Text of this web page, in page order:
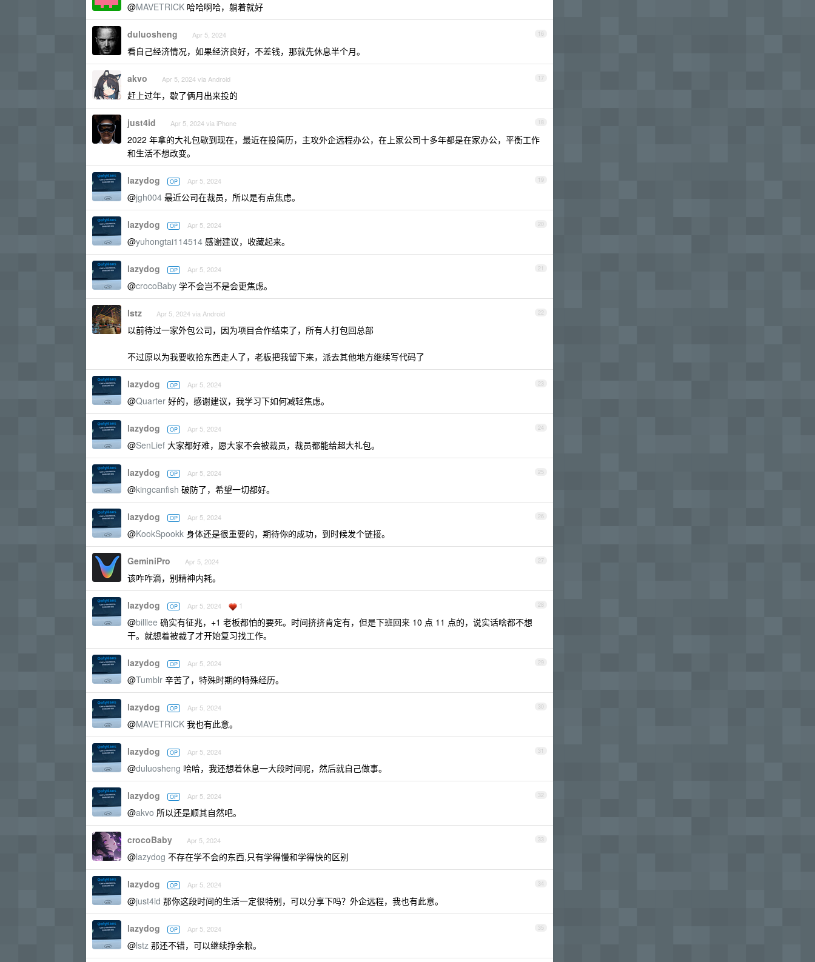
@MAVETRICK 哈哈啊哈，躺着就好
16
duluosheng Apr 5, 2024
看自己经济情况，如果经济良好，不差钱，那就先休息半个月。
17
akvo Apr 5, 2024 via Android
赶上过年，歇了俩月出来投的
18
just4id Apr 5, 2024 via iPhone
2022 年拿的大礼包歇到现在，最近在投简历，主攻外企远程办公，在上家公司十多年都是在家办公，平衡工作
和生活不想改变。
19
lazydog OP Apr 5, 2024
@jgh004 最近公司在裁员，所以是有点焦虑。
20
lazydog OP Apr 5, 2024
@yuhongtai114514 感谢建议，收藏起来。
21
lazydog OP Apr 5, 2024
@crocoBaby 学不会岂不是会更焦虑。
22
lstz Apr 5, 2024 via Android
以前待过一家外包公司，因为项目合作结束了，所有人打包回总部
不过原以为我要收拾东西走人了，老板把我留下来，派去其他地方继续写代码了
23
lazydog OP Apr 5, 2024
@Quarter 好的，感谢建议，我学习下如何减轻焦虑。
24
lazydog OP Apr 5, 2024
@SenLief 大家都好难，愿大家不会被裁员，裁员都能给超大礼包。
25
lazydog OP Apr 5, 2024
@kingcanfish 破防了，希望一切都好。
26
lazydog OP Apr 5, 2024
@KookSpookk 身体还是很重要的，期待你的成功，到时候发个链接。
27
GeminiPro Apr 5, 2024
该咋咋滴，别精神内耗。
28
lazydog OP Apr 5, 2024 1
@billlee 确实有征兆，+1 老板都怕的要死。时间挤挤肯定有，但是下班回来 10 点 11 点的，说实话啥都不想
干。就想着被裁了才开始复习找工作。
29
lazydog OP Apr 5, 2024
@Tumblr 辛苦了，特殊时期的特殊经历。
30
lazydog OP Apr 5, 2024
@MAVETRICK 我也有此意。
31
lazydog OP Apr 5, 2024
@duluosheng 哈哈，我还想着休息一大段时间呢，然后就自己做事。
32
lazydog OP Apr 5, 2024
@akvo 所以还是顺其自然吧。
33
crocoBaby Apr 5, 2024
@lazydog 不存在学不会的东西,只有学得慢和学得快的区别
34
lazydog OP Apr 5, 2024
@just4id 那你这段时间的生活一定很特别，可以分享下吗？外企远程，我也有此意。
35
lazydog OP Apr 5, 2024
@lstz 那还不错，可以继续挣余粮。